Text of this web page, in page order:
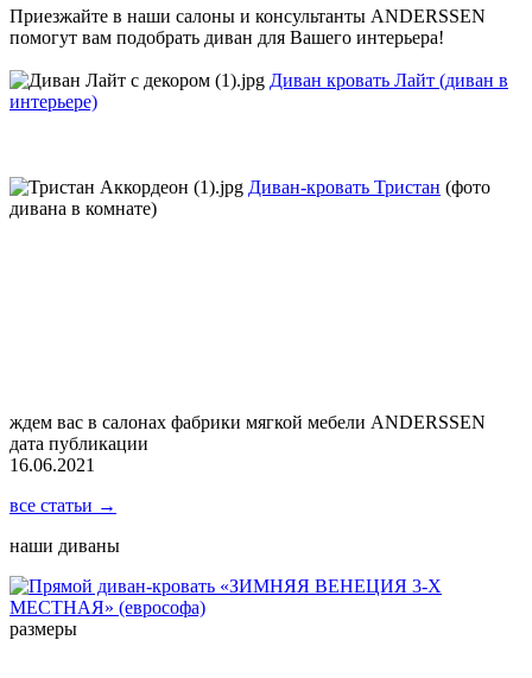
Приезжайте в наши салоны и консультанты ANDERSSEN
помогут вам подобрать диван для Вашего интерьера!
Диван кровать Лайт (диван в
интерьере)
Диван-кровать Тристан (фото
дивана в комнате)
ждем вас в салонах фабрики мягкой мебели ANDERSSEN
дата публикации
16.06.2021
все статьи →
наши диваны
размеры